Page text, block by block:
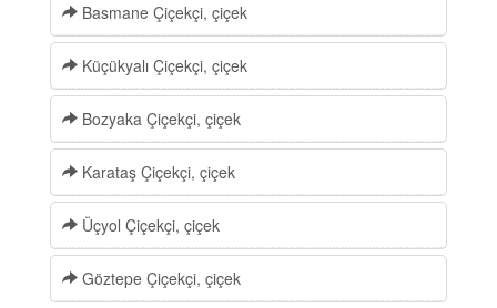
Basmane Çiçekçi, çiçek
Küçükyalı Çiçekçi, çiçek
Bozyaka Çiçekçi, çiçek
Karataş Çiçekçi, çiçek
Üçyol Çiçekçi, çiçek
Göztepe Çiçekçi, çiçek